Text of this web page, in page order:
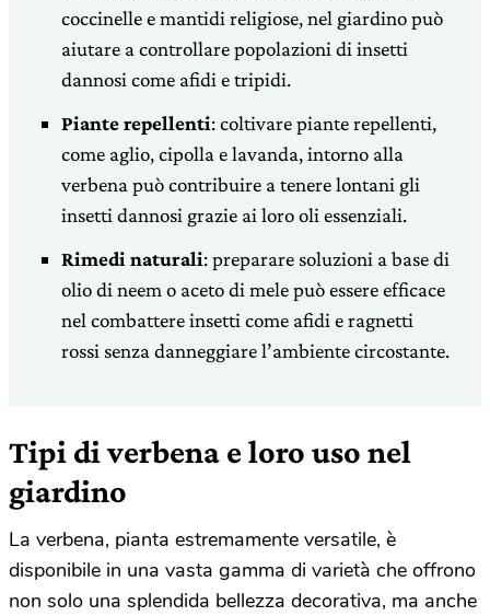
coccinelle e mantidi religiose, nel giardino può
aiutare a controllare popolazioni di insetti
dannosi come afidi e tripidi.
Piante repellenti: coltivare piante repellenti,
come aglio, cipolla e lavanda, intorno alla
verbena può contribuire a tenere lontani gli
insetti dannosi grazie ai loro oli essenziali.
Rimedi naturali: preparare soluzioni a base di
olio di neem o aceto di mele può essere efficace
nel combattere insetti come afidi e ragnetti
rossi senza danneggiare l’ambiente circostante.
Tipi di verbena e loro uso nel
giardino
La verbena, pianta estremamente versatile, è
disponibile in una vasta gamma di varietà che offrono
non solo una splendida bellezza decorativa, ma anche